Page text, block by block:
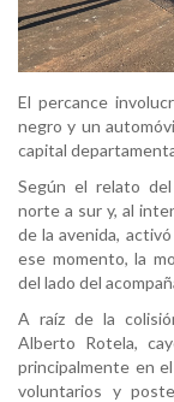
El percance
negro y un
capital
Según el relato
norte a sur y, al
de la avenida,
ese momento, la
del lado del
A raíz de la
Alberto Rotela,
principalmente en
voluntarios y